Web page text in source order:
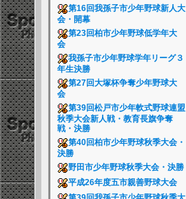
第16回我孫子市少年野球新人大
会・開幕
第23回柏市少年野球低学年大
会
我孫子市少年野球学年リーグ３
年生決勝
第27回大塚杯争奪少年野球大
会
第39回松戸市少年軟式野球連盟
秋季大会新人戦・教育長旗争奪
戦・決勝
第40回柏市少年野球秋季大会・
決勝
野田市少年野球秋季大会・決勝
平成26年度五市親善野球大会